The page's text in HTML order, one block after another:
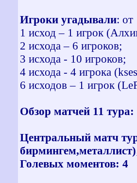
Игроки угадывали: от
1 исход – 1 игрок
2 исхода – 6 игроков;
3 исхода - 10 игроков;
4 исхода - 4 игрока
6 исходов – 1 игрок
Обзор матчей 11 тура:
Центральный матч
Голевых моментов: 4